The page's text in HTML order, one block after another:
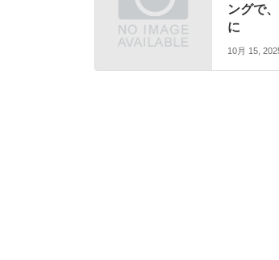
ングで
に
10月 15,